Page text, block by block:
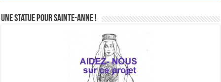
Une statue pour Sainte-Anne !